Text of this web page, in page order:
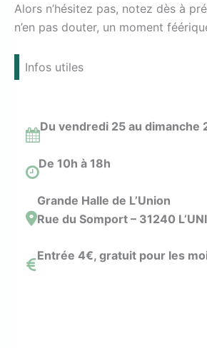
Alors n’hésitez pas, notez dès à
n’en pas douter, un moment
Infos utiles
Du vendredi 25 au dimanche
De 10h à 18h
Grande Halle de L’Union
Rue du Somport – 31240
Entrée 4€, gratuit pour les